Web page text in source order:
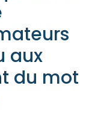
aux
du mot